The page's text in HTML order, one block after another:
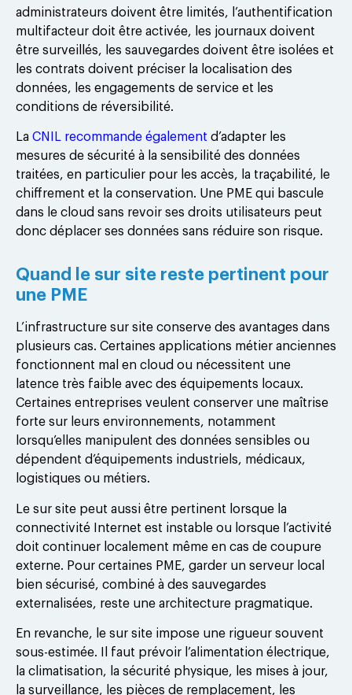
administrateurs doivent être limités, l’authentification
multifacteur doit être activée, les journaux doivent
être surveillés, les sauvegardes doivent être isolées et
les contrats doivent préciser la localisation des
données, les engagements de service et les
conditions de réversibilité.
La CNIL recommande également d’adapter les
mesures de sécurité à la sensibilité des données
traitées, en particulier pour les accès, la traçabilité, le
chiffrement et la conservation. Une PME qui bascule
dans le cloud sans revoir ses droits utilisateurs peut
donc déplacer ses données sans réduire son risque.
Quand le sur site reste pertinent pour
une PME
L’infrastructure sur site conserve des avantages dans
plusieurs cas. Certaines applications métier anciennes
fonctionnent mal en cloud ou nécessitent une
latence très faible avec des équipements locaux.
Certaines entreprises veulent conserver une maîtrise
forte sur leurs environnements, notamment
lorsqu’elles manipulent des données sensibles ou
dépendent d’équipements industriels, médicaux,
logistiques ou métiers.
Le sur site peut aussi être pertinent lorsque la
connectivité Internet est instable ou lorsque l’activité
doit continuer localement même en cas de coupure
externe. Pour certaines PME, garder un serveur local
bien sécurisé, combiné à des sauvegardes
externalisées, reste une architecture pragmatique.
En revanche, le sur site impose une rigueur souvent
sous-estimée. Il faut prévoir l’alimentation électrique,
la climatisation, la sécurité physique, les mises à jour,
la surveillance, les pièces de remplacement, les